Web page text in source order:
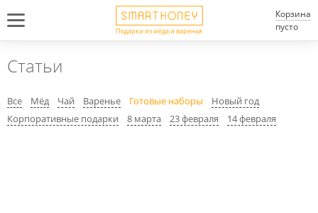
Подарки из мёда и варенья
Корзина
пусто
Статьи
Все Мёд Чай Варенье Готовые наборы
Новый год
Корпоративные подарки
8 марта 23 февраля 14 февраля